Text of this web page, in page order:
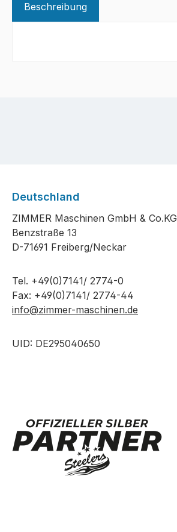
Beschreibung
Deutschland
ZIMMER Maschinen GmbH & Co.KG
Benzstraße 13
D-71691 Freiberg/Neckar
Tel. +49(0)7141/ 2774-0
Fax: +49(0)7141/ 2774-44
info@zimmer-maschinen.de
UID: DE295040650